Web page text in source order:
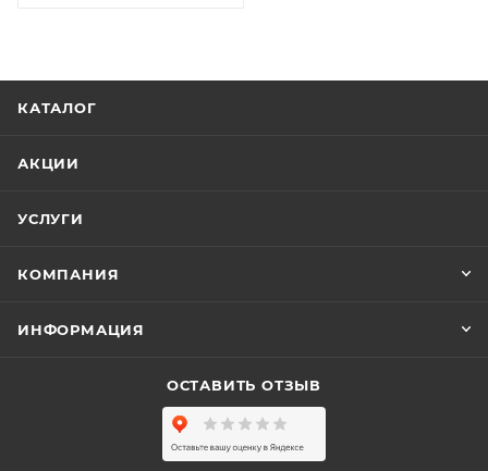
КАТАЛОГ
АКЦИИ
УСЛУГИ
КОМПАНИЯ
ИНФОРМАЦИЯ
ОСТАВИТЬ ОТЗЫВ